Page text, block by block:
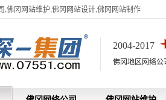
,佛冈网站维护,佛冈网站设计,佛冈网站制作
2004-2017
佛冈地区网络公